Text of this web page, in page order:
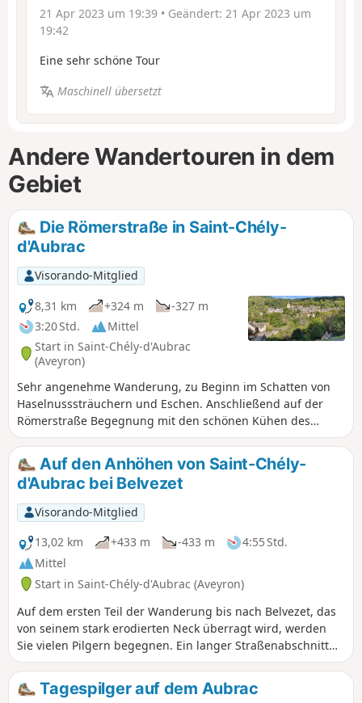
21 Apr 2023 um 19:39 • Geändert: 21 Apr 2023 um
19:42
Eine sehr schöne Tour
Maschinell übersetzt
Andere Wandertouren in dem
Gebiet
Die Römerstraße in Saint-Chély-
d'Aubrac
Visorando-Mitglied
8,31 km
+324 m
-327 m
3:20 Std.
Mittel
Start in Saint-Chély-d'Aubrac
(Aveyron)
Sehr angenehme Wanderung, zu Beginn im Schatten von
Haselnusssträuchern und Eschen. Anschließend auf der
Römerstraße Begegnung mit den schönen Kühen des
Aubrac (in der Saison) mit herrlichem Blick auf das Lot-Tal.
Saint-Chély-d'Aubrac ist eine Etappe des Jakobswegs und
seine Brücke gehört zum UNESCO-Weltkulturerbe unter
dem Titel „Jakobswege in Frankreich”.
Auf den Anhöhen von Saint-Chély-
d'Aubrac bei Belvezet
Visorando-Mitglied
13,02 km
+433 m -433 m
4:55 Std.
Mittel
Start in Saint-Chély-d'Aubrac (Aveyron)
Auf dem ersten Teil der Wanderung bis nach Belvezet, das
von seinem stark erodierten Neck überragt wird, werden
Sie vielen Pilgern begegnen. Ein langer Straßenabschnitt
(Vorsicht für Allergiker!), der zwar wenig begehen ist,
ermöglicht es Ihnen, das Tal von Saint-Chely-d'Aubrac zu
durchqueren und zu den Almweiden zu gelangen, wo Sie
Tagespilger auf dem Aubrac